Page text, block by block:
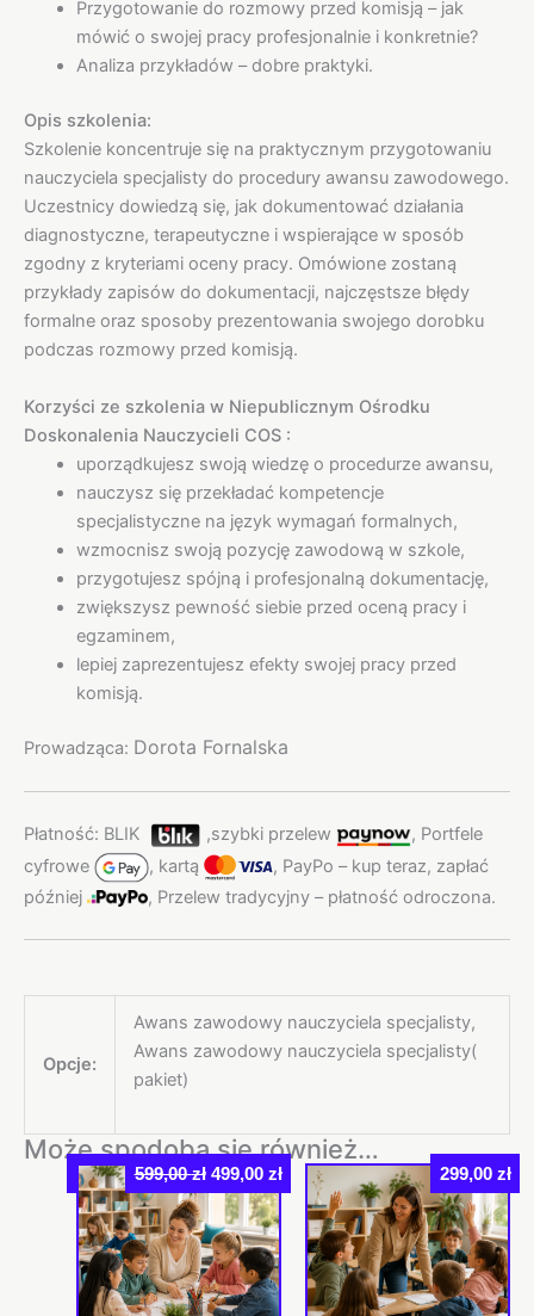
Przygotowanie do rozmowy przed komisją – jak
mówić o swojej pracy profesjonalnie i konkretnie?
Analiza przykładów – dobre praktyki.
Opis szkolenia:
Szkolenie koncentruje się na praktycznym przygotowaniu
nauczyciela specjalisty do procedury awansu zawodowego.
Uczestnicy dowiedzą się, jak dokumentować działania
diagnostyczne, terapeutyczne i wspierające w sposób
zgodny z kryteriami oceny pracy. Omówione zostaną
przykłady zapisów do dokumentacji, najczęstsze błędy
formalne oraz sposoby prezentowania swojego dorobku
podczas rozmowy przed komisją.
Korzyści ze szkolenia w Niepublicznym Ośrodku
Doskonalenia Nauczycieli COS :
uporządkujesz swoją wiedzę o procedurze awansu,
nauczysz się przekładać kompetencje
specjalistyczne na język wymagań formalnych,
wzmocnisz swoją pozycję zawodową w szkole,
przygotujesz spójną i profesjonalną dokumentację,
zwiększysz pewność siebie przed oceną pracy i
egzaminem,
lepiej zaprezentujesz efekty swojej pracy przed
komisją.
Prowadząca: Dorota Fornalska
Płatność: BLIK ,szybki przelew , Portfele
cyfrowe
, kartą , PayPo – kup teraz, zapłać
później
, Przelew tradycyjny – płatność odroczona.
Opcje:
Awans zawodowy nauczyciela specjalisty,
Awans zawodowy nauczyciela specjalisty(
pakiet)
Może spodoba się również…
Rabat 599,00zł Pierwotna
cena
wynosiła:
599,00 zł.
499,00 złAktualna
cena
wynosi:
499,00 zł.
299,00 zł